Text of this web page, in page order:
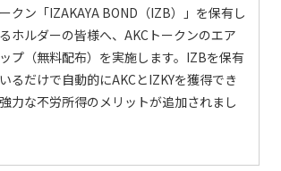
クン「IZAKAYA BOND（IZB）」を保有し
ホルダーの皆様へ、AKCトークンのエア
プ（無料配布）を実施します。IZBを保有
るだけで自動的にAKCとIZKYを獲得でき
力な不労所得のメリットが追加されまし